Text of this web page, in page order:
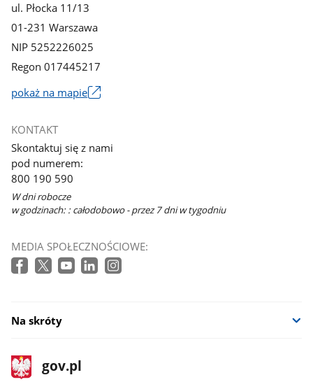
ul. Płocka 11/13
01-231 Warszawa
NIP 5252226025
Regon 017445217
pokaż na mapie
się
w
nowym
oknie
KONTAKT
Skontaktuj się z nami
pod numerem:
800 190 590
W dni robocze
w godzinach: : całodobowo - przez 7 dni w tygodniu
MEDIA SPOŁECZNOŚCIOWE:
Na skróty
stopka
gov.pl
Strona
gov.pl